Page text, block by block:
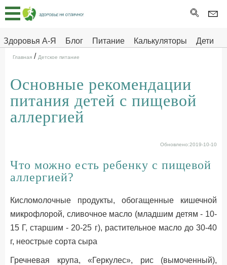
Здоровья А-Я Блог Питание Калькуляторы
Дети
Здоровье на отлично
Главная
Тесты
Про
ДЕТЯМ
Главная / Детское питание
Основные рекомендации
питания детей с пищевой
аллергией
Обновлено:2019-10-10
Что можно есть ребенку с пищевой
аллергией?
Кисломолочные продукты, обогащенные кишечной
микрофлорой, сливочное масло (младшим детям - 10-
15 Г, старшим - 20-25 г), растительное масло до 30-40
г, неострые сорта сыра
Гречневая крупа, «Геркулес», рис (вымоченный),